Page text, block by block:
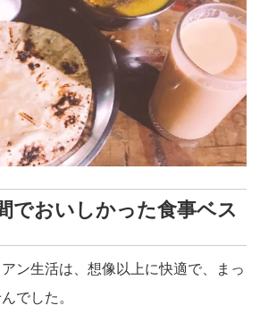
でおいしかった食事ベス
ン生活は、想像以上に快適で、まっ
でした。